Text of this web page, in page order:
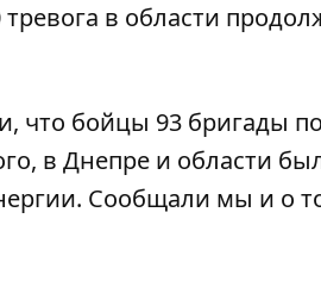
в области
что бойцы 93 бригады
в Днепре и области
. Сообщали мы и о